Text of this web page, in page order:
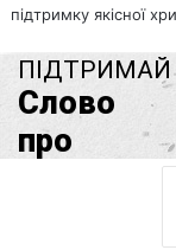
підтримку якісної